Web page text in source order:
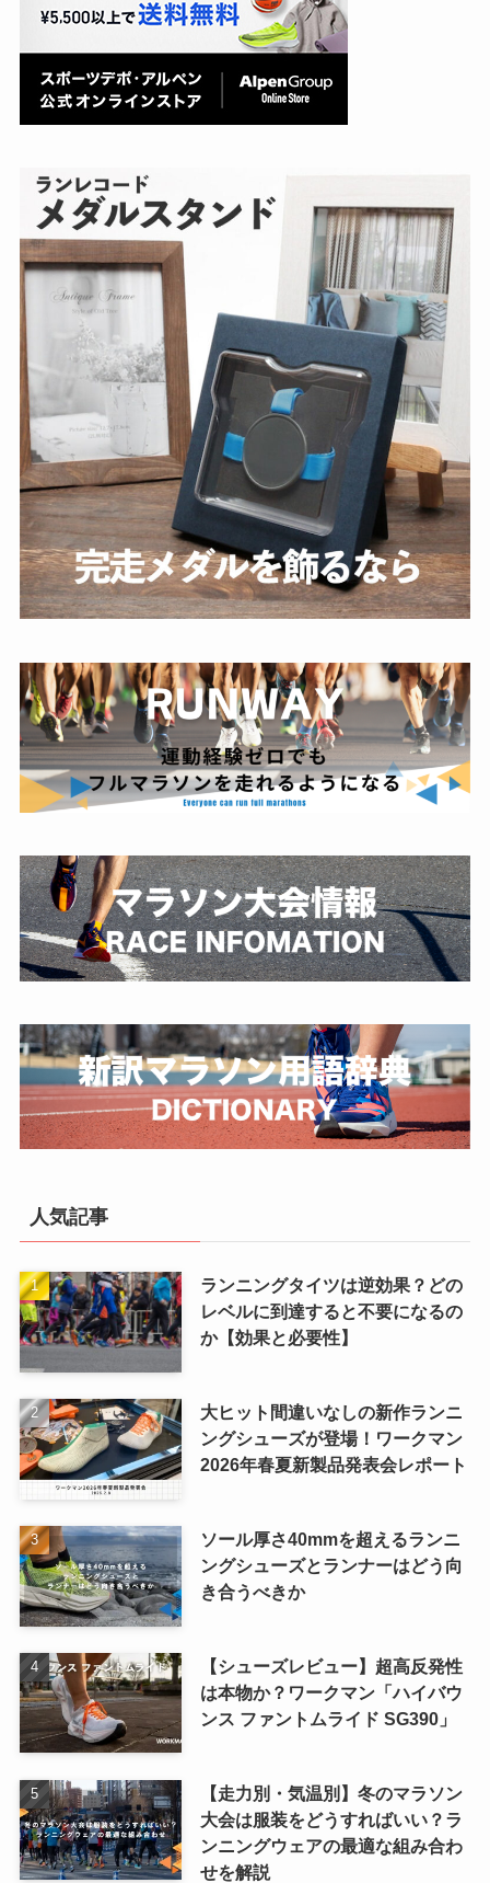
人気記事
ランニングタイツは逆効果？どの
レベルに到達すると不要になるの
か【効果と必要性】
大ヒット間違いなしの新作ランニ
ングシューズが登場！ワークマン
2026年春夏新製品発表会レポート
ソール厚さ40mmを超えるランニ
ングシューズとランナーはどう向
き合うべきか
【シューズレビュー】超高反発性
は本物か？ワークマン「ハイバウ
ンス ファントムライド SG390」
【走力別・気温別】冬のマラソン
大会は服装をどうすればいい？ラ
ンニングウェアの最適な組み合わ
せを解説